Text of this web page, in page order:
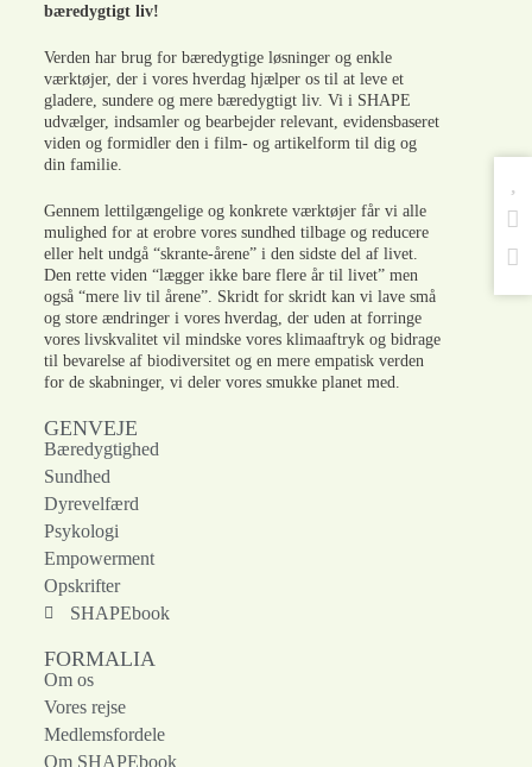
bæredygtigt liv!
Verden har brug for bæredygtige løsninger og enkle
værktøjer, der i vores hverdag hjælper os til at leve et
gladere, sundere og mere bæredygtigt liv. Vi i SHAPE
udvælger, indsamler og bearbejder relevant, evidensbaseret
viden og formidler den i film- og artikelform til dig og
din familie.
Gennem lettilgængelige og konkrete værktøjer får vi alle
mulighed for at erobre vores sundhed tilbage og reducere
eller helt undgå “skrante-årene” i den sidste del af livet.
Den rette viden “lægger ikke bare flere år til livet” men
også “mere liv til årene”. Skridt for skridt kan vi lave små
og store ændringer i vores hverdag, der uden at forringe
vores livskvalitet vil mindske vores klimaaftryk og bidrage
til bevarelse af biodiversitet og en mere empatisk verden
for de skabninger, vi deler vores smukke planet med.
GENVEJE
Bæredygtighed
Sundhed
Dyrevelfærd
Psykologi
Empowerment
Opskrifter
SHAPEbook
FORMALIA
Om os
Vores rejse
Medlemsfordele
Om SHAPEbook